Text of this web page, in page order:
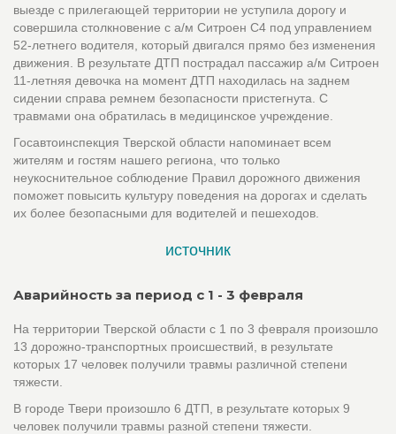
выезде с прилегающей территории не уступила дорогу и
совершила столкновение с а/м Ситроен С4 под управлением
52-летнего водителя, который двигался прямо без изменения
движения. В результате ДТП пострадал пассажир а/м Ситроен
11-летняя девочка на момент ДТП находилась на заднем
сидении справа ремнем безопасности пристегнута. С
травмами она обратилась в медицинское учреждение.
Госавтоинспекция Тверской области напоминает всем
жителям и гостям нашего региона, что только
неукоснительное соблюдение Правил дорожного движения
поможет повысить культуру поведения на дорогах и сделать
их более безопасными для водителей и пешеходов.
источник
Аварийность за период с 1 - 3 февраля
На территории Тверской области с 1 по 3 февраля произошло
13 дорожно-транспортных происшествий, в результате
которых 17 человек получили травмы различной степени
тяжести.
В городе Твери произошло 6 ДТП, в результате которых 9
человек получили травмы разной степени тяжести.